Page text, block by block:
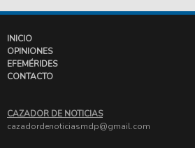
INICIO
OPINIONES
EFEMÉRIDES
CONTACTO
CAZADOR DE NOTICIAS
cazadordenoticiasmdp@gmail.com